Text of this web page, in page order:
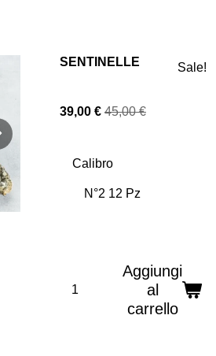
SENTINELLE
Sale!
39,00 € 45,00 €
Calibro
Aggiungi
al
carrello